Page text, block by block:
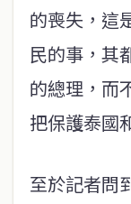
的喪失，這
民的事，其
的總理，而
把保護泰國
至於記者問